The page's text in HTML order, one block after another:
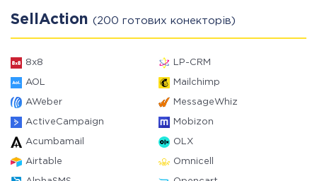
SellAction (200 готових конекторів)
8x8 LP-CRM
AOL Mailchimp
AWeber MessageWhiz
ActiveCampaign Mobizon
Acumbamail OLX
Airtable Omnicell